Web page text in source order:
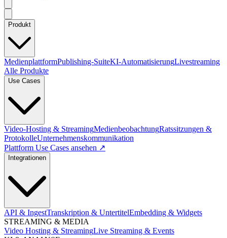
Produkt
MedienplattformPublishing-SuiteKI-AutomatisierungLivestreaming
Alle Produkte
Use Cases
Video-Hosting & StreamingMedienbeobachtungRatssitzungen &
ProtokolleUnternehmenskommunikation
Plattform Use Cases ansehen ↗
Integrationen
API & IngestTranskription & UntertitelEmbedding & Widgets
STREAMING & MEDIA
Video Hosting & StreamingLive Streaming & Events